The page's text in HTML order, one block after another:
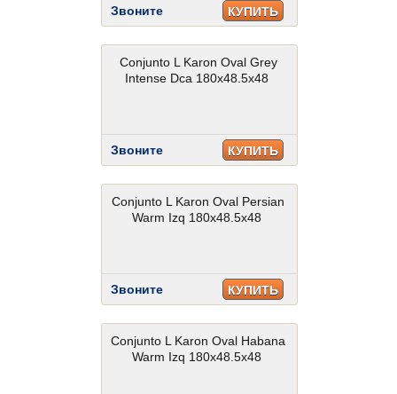
Звоните КУПИТЬ
Conjunto L Karon Oval Grey
Intense Dca 180x48.5x48
Звоните КУПИТЬ
Conjunto L Karon Oval Persian
Warm Izq 180x48.5x48
Звоните КУПИТЬ
Conjunto L Karon Oval Habana
Warm Izq 180x48.5x48